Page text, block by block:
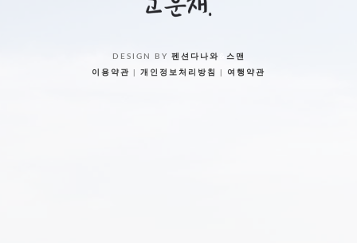
DESIGN BY 펜션다나와
스맨
이용약관
개인정보처리방침 여행약관